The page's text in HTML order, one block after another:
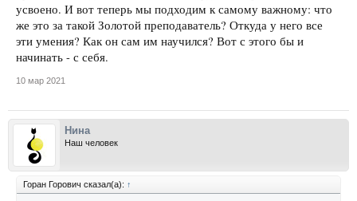
усвоено. И вот теперь мы подходим к самому важному: что
же это за такой Золотой преподаватель? Откуда у него все
эти умения? Как он сам им научился? Вот с этого бы и
начинать - с себя.
10 мар 2021
Нина
Наш человек
Горан Горович сказал(а): ↑